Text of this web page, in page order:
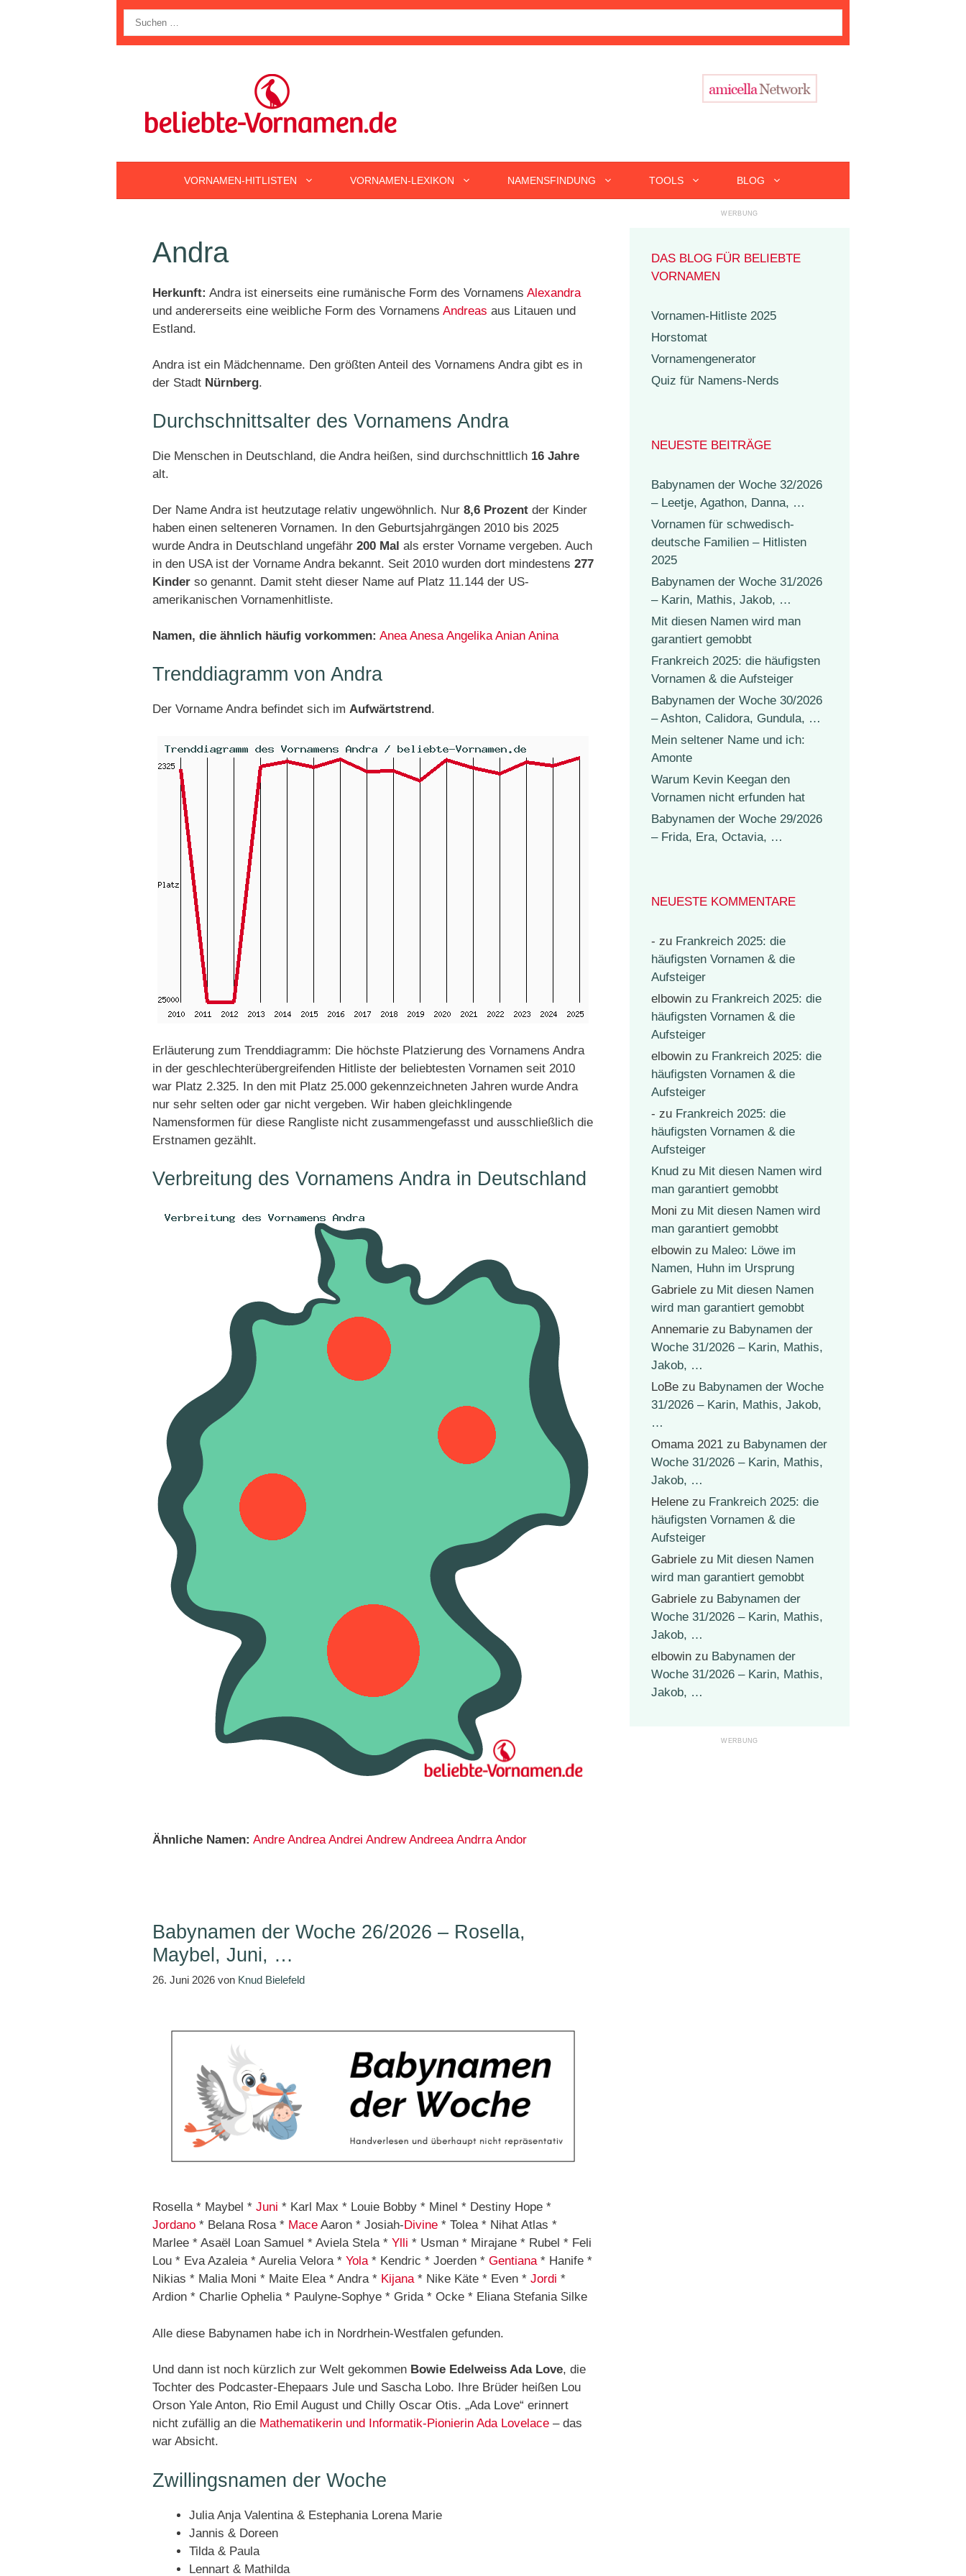
nach:
VORNAMEN-HITLISTEN VORNAMEN-LEXIKON NAMENSFINDUNG TOOLS BLOG
Andra
Herkunft: Andra ist einerseits eine rumänische Form des Vornamens Alexandra
und andererseits eine weibliche Form des Vornamens Andreas aus Litauen und
Estland.
Andra ist ein Mädchenname. Den größten Anteil des Vornamens Andra gibt es in
der Stadt Nürnberg.
Durchschnittsalter des Vornamens Andra
Die Menschen in Deutschland, die Andra heißen, sind durchschnittlich 16 Jahre
alt.
Der Name Andra ist heutzutage relativ ungewöhnlich. Nur 8,6 Prozent der Kinder
haben einen selteneren Vornamen. In den Geburtsjahrgängen 2010 bis 2025
wurde Andra in Deutschland ungefähr 200 Mal als erster Vorname vergeben. Auch
in den USA ist der Vorname Andra bekannt. Seit 2010 wurden dort mindestens 277
Kinder so genannt. Damit steht dieser Name auf Platz 11.144 der US-
amerikanischen Vornamenhitliste.
Namen, die ähnlich häufig vorkommen: Anea Anesa Angelika Anian Anina
Trenddiagramm von Andra
Der Vorname Andra befindet sich im Aufwärtstrend.
Erläuterung zum Trenddiagramm: Die höchste Platzierung des Vornamens Andra
in der geschlechterübergreifenden Hitliste der beliebtesten Vornamen seit 2010
war Platz 2.325. In den mit Platz 25.000 gekennzeichneten Jahren wurde Andra
nur sehr selten oder gar nicht vergeben. Wir haben gleichklingende
Namensformen für diese Rangliste nicht zusammengefasst und ausschließlich die
Erstnamen gezählt.
Verbreitung des Vornamens Andra in Deutschland
Ähnliche Namen: Andre Andrea Andrei Andrew Andreea Andrra Andor
Babynamen der Woche 26/2026 – Rosella,
Maybel, Juni, …
26. Juni 2026 von Knud Bielefeld
Rosella * Maybel * Juni * Karl Max * Louie Bobby * Minel * Destiny Hope *
Jordano * Belana Rosa * Mace Aaron * Josiah- Divine * Tolea * Nihat Atlas *
Marlee * Asaël Loan Samuel * Aviela Stela * Ylli * Usman * Mirajane * Rubel * Feli
Lou * Eva Azaleia * Aurelia Velora * Yola* Kendric * Joerden * Gentiana* Hanife *
Nikias * Malia Moni * Maite Elea * Andra * Kijana* Nike Käte * Even * Jordi *
Ardion * Charlie Ophelia * Paulyne-Sophye * Grida * Ocke * Eliana Stefania Silke
Alle diese Babynamen habe ich in Nordrhein-Westfalen gefunden.
Und dann ist noch kürzlich zur Welt gekommen Bowie Edelweiss Ada Love, die
Tochter des Podcaster-Ehepaars Jule und Sascha Lobo. Ihre Brüder heißen Lou
Orson Yale Anton, Rio Emil August und Chilly Oscar Otis. „Ada Love“ erinnert
nicht zufällig an die Mathematikerin und Informatik-Pionierin Ada Lovelace – das
war Absicht.
Zwillingsnamen der Woche
Julia Anja Valentina & Estephania Lorena Marie
Jannis & Doreen
Tilda & Paula
Lennart & Mathilda
DAS BLOG FÜR BELIEBTE
VORNAMEN
Vornamen-Hitliste 2025
Horstomat
Vornamengenerator
Quiz für Namens-Nerds
NEUESTE BEITRÄGE
Babynamen der Woche 32/2026
– Leetje, Agathon, Danna, …
Vornamen für schwedisch-
deutsche Familien – Hitlisten
2025
Babynamen der Woche 31/2026
– Karin, Mathis, Jakob, …
Mit diesen Namen wird man
garantiert gemobbt
Frankreich 2025: die häufigsten
Vornamen & die Aufsteiger
Babynamen der Woche 30/2026
– Ashton, Calidora, Gundula, …
Mein seltener Name und ich:
Amonte
Warum Kevin Keegan den
Vornamen nicht erfunden hat
Babynamen der Woche 29/2026
– Frida, Era, Octavia, …
NEUESTE KOMMENTARE
- zu Frankreich 2025: die
häufigsten Vornamen & die
Aufsteiger
elbowin zu Frankreich 2025: die
häufigsten Vornamen & die
Aufsteiger
elbowin zu Frankreich 2025: die
häufigsten Vornamen & die
Aufsteiger
- zu Frankreich 2025: die
häufigsten Vornamen & die
Aufsteiger
Knud zu Mit diesen Namen wird
man garantiert gemobbt
Moni zu Mit diesen Namen wird
man garantiert gemobbt
elbowin zu Maleo: Löwe im
Namen, Huhn im Ursprung
Gabriele zu Mit diesen Namen
wird man garantiert gemobbt
Annemarie zu Babynamen der
Woche 31/2026 – Karin, Mathis,
Jakob, …
LoBe zu Babynamen der Woche
31/2026 – Karin, Mathis, Jakob,
…
Omama 2021 zu Babynamen der
Woche 31/2026 – Karin, Mathis,
Jakob, …
Helene zu Frankreich 2025: die
häufigsten Vornamen & die
Aufsteiger
Gabriele zu Mit diesen Namen
wird man garantiert gemobbt
Gabriele zu Babynamen der
Woche 31/2026 – Karin, Mathis,
Jakob, …
elbowin zu Babynamen der
Woche 31/2026 – Karin, Mathis,
Jakob, …